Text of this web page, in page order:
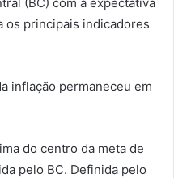
os principais indicadores
inflação permaneceu em
do centro da meta de
pelo BC. Definida pelo